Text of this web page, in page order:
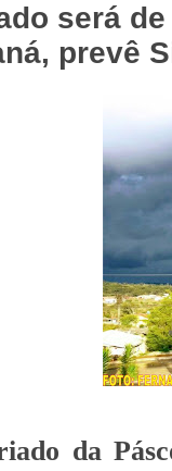
será
prevê
da